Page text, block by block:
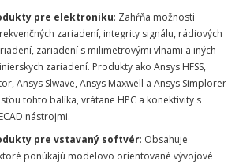
pre elektroniku: Zahŕňa možnosti
zariadení, integrity signálu, rádiových
zariadení s milimetrovými vlnami a iných
zariadení. Produkty ako Ansys HFSS,
Ansys Slwave, Ansys Maxwell a Ansys Simplorer
tohto balíka, vrátane HPC a konektivity s
nástrojmi.
pre vstavaný softvér: Obsahuje
ponúkajú modelovo orientované vývojové